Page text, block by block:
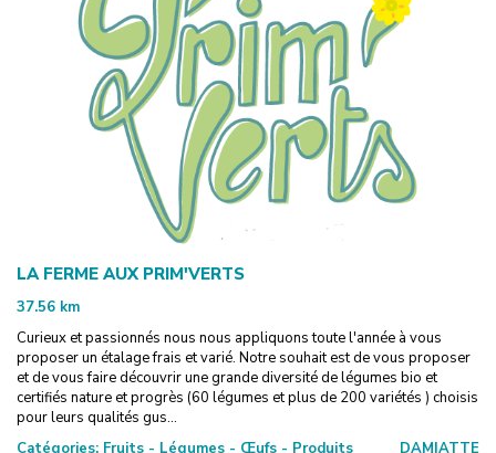
LA FERME AUX PRIM'VERTS
37.56 km
Curieux et passionnés nous nous appliquons toute l'année à vous
proposer un étalage frais et varié. Notre souhait est de vous proposer
et de vous faire découvrir une grande diversité de légumes bio et
certifiés nature et progrès (60 légumes et plus de 200 variétés ) choisis
pour leurs qualités gus...
Catégories: Fruits - Légumes - Œufs - Produits
DAMIATTE